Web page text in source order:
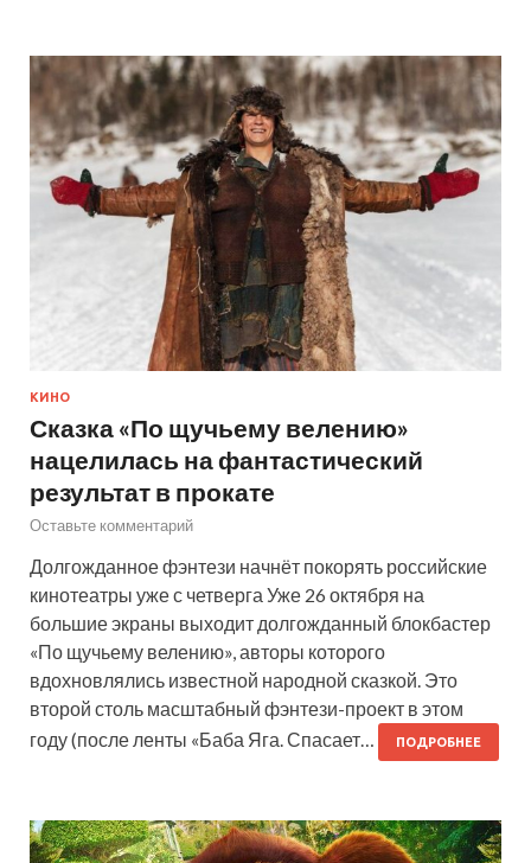
КИНО
Сказка «По щучьему велению»
нацелилась на фантастический
результат в прокате
Оставьте комментарий
Долгожданное фэнтези начнёт покорять российские
кинотеатры уже с четверга Уже 26 октября на
большие экраны выходит долгожданный блокбастер
«По щучьему велению», авторы которого
вдохновлялись известной народной сказкой. Это
второй столь масштабный фэнтези-проект в этом
году (после ленты «Баба Яга. Спасает…
ПОДРОБНЕЕ